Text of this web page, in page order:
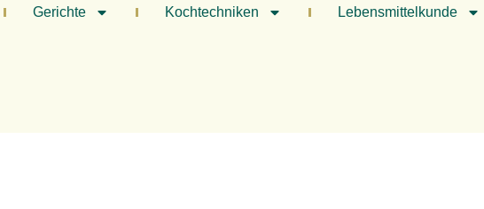
Gerichte Kochtechniken Lebensmittelkunde